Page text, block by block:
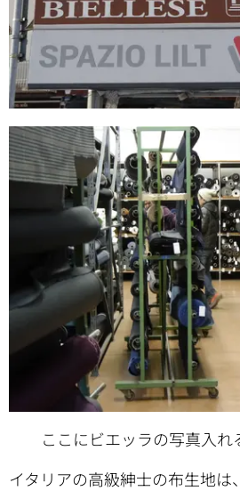
ここにビエッラの写真入れ
イタリアの高級紳士の布生地は